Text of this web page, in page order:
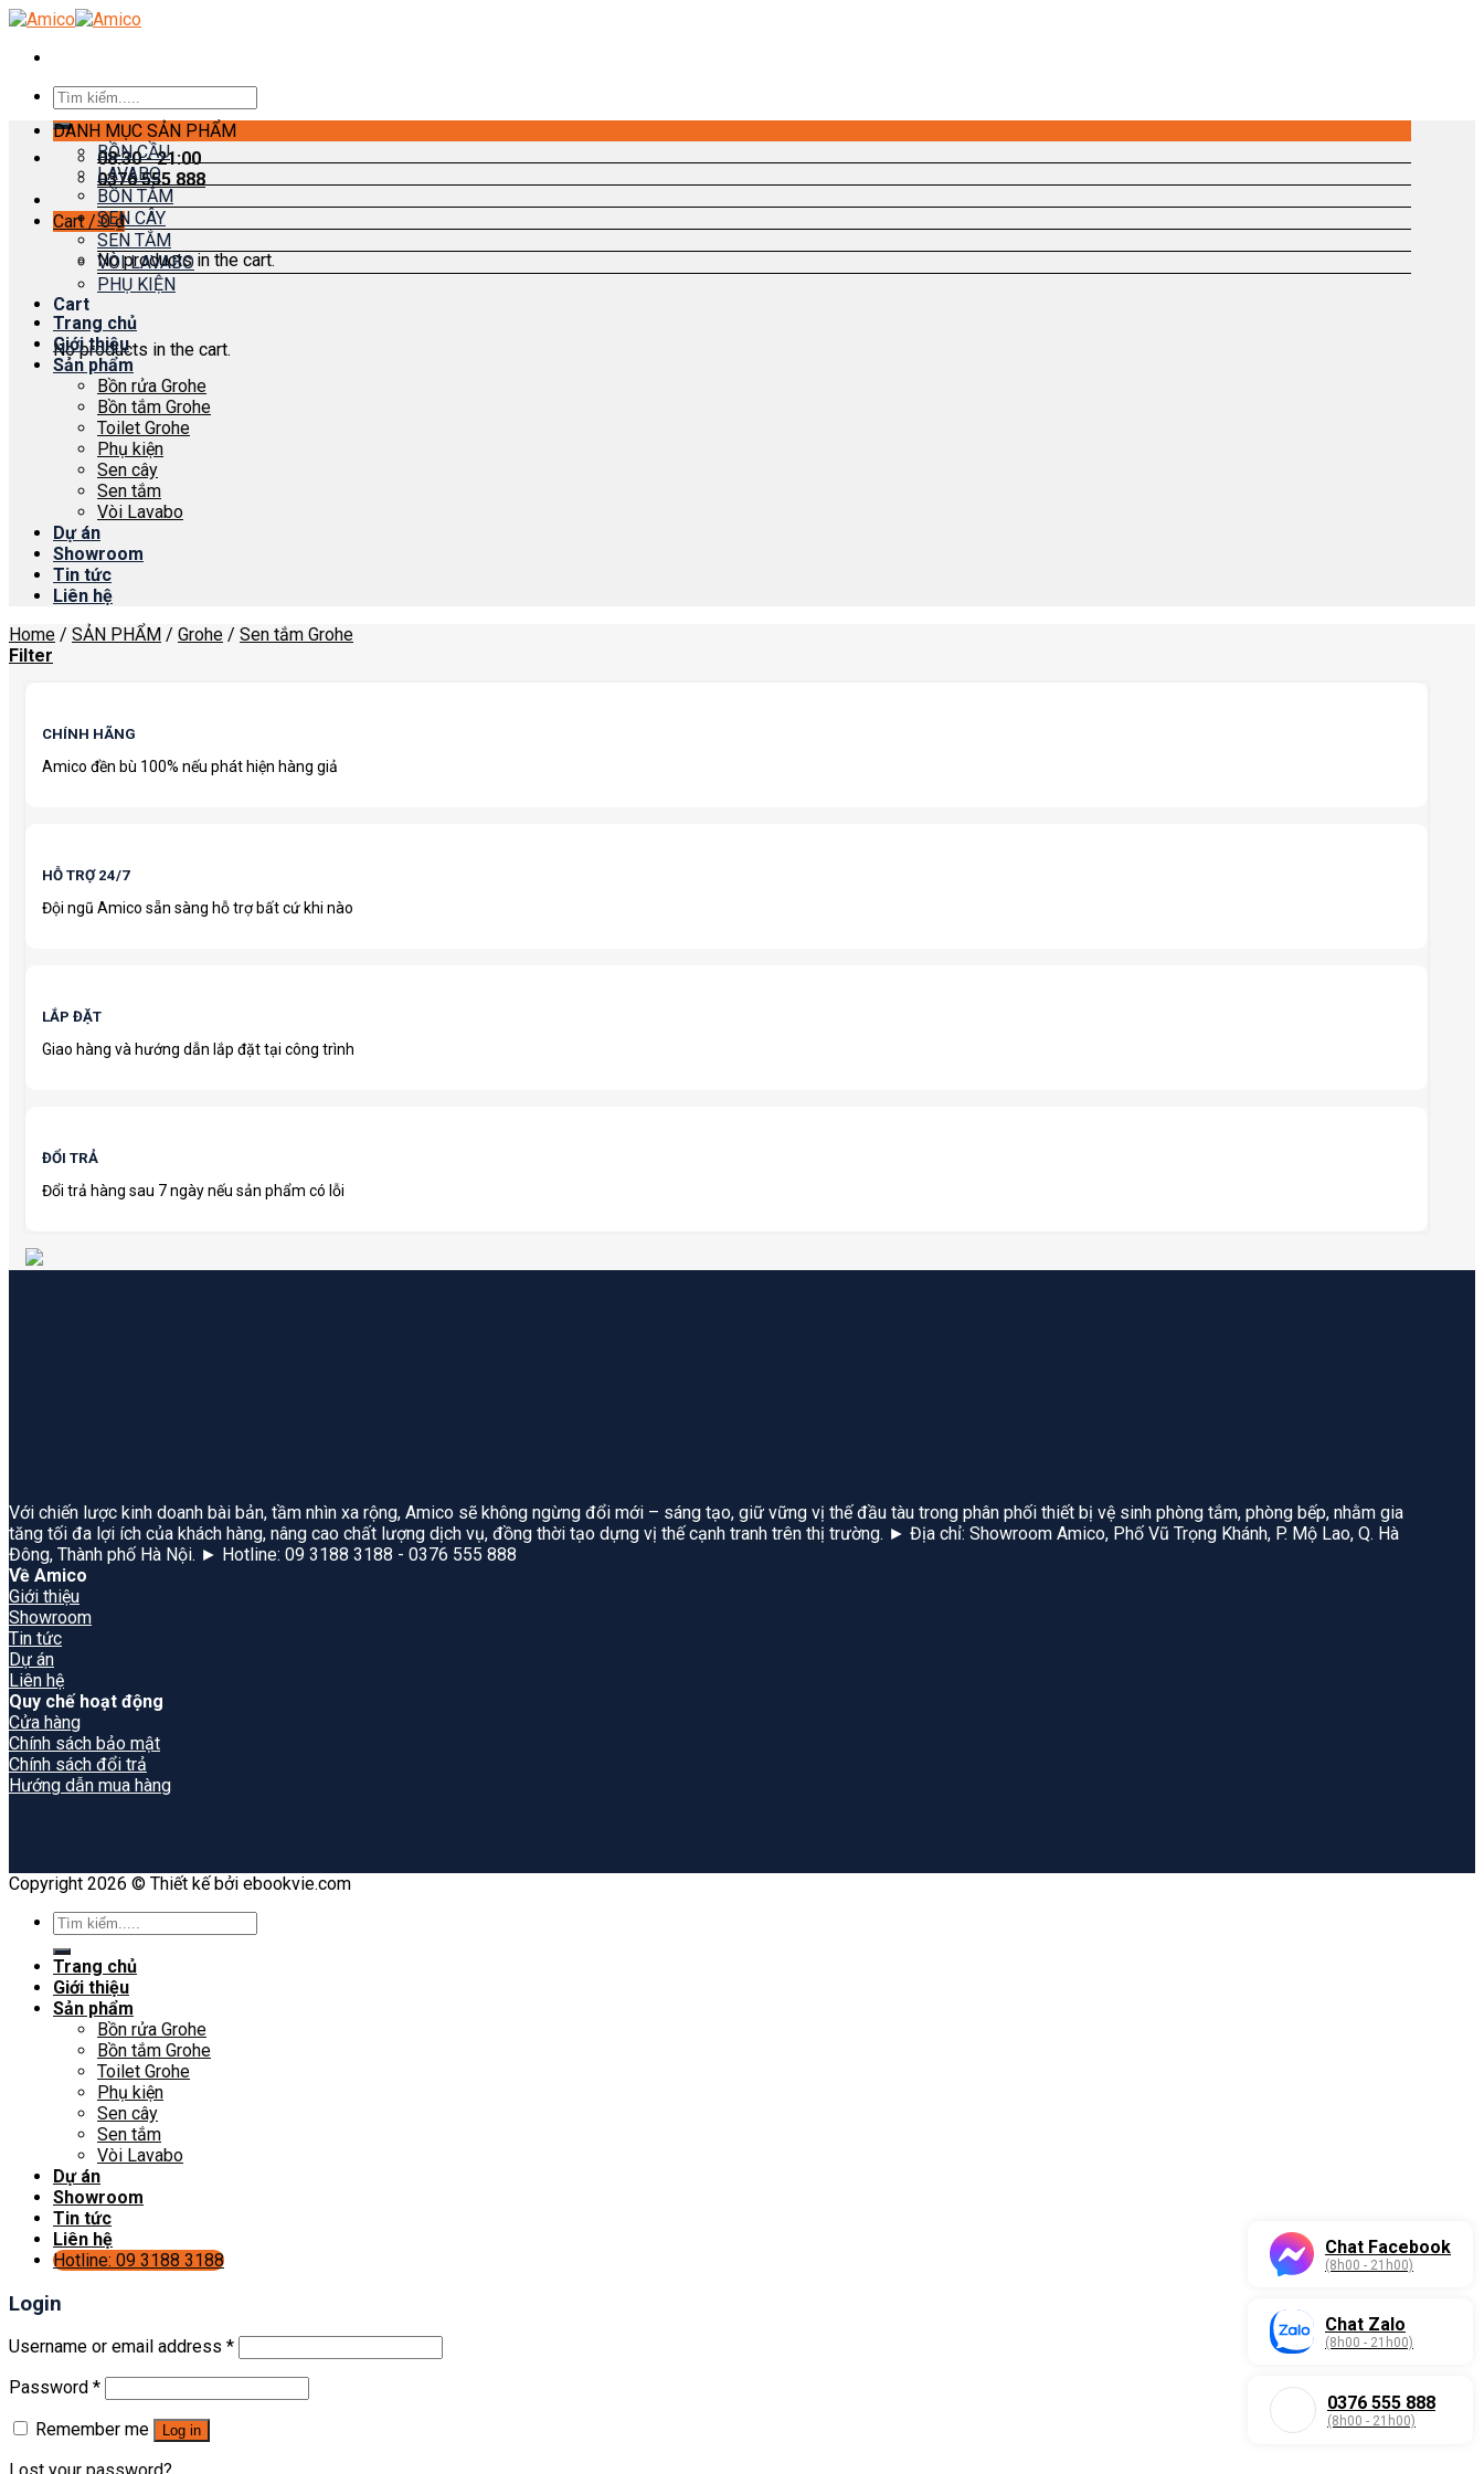
Skip
content
Search
for:
08:30 - 21:00
0376 555 888
Cart /0₫
No products in the cart.
Cart
No products in the cart.
DANH MỤC SẢN PHẨM
BỒN CẦU
LAVABO
BỒN TẮM
SEN CÂY
SEN TẮM
VÒI LAVABO
PHỤ KIỆN
Trang chủ
Giới thiệu
Sản phẩm
Bồn rửa Grohe
Bồn tắm Grohe
Toilet Grohe
Phụ kiện
Sen cây
Sen tắm
Vòi Lavabo
Dự án
Showroom
Tin tức
Liên hệ
Home / SẢN PHẨM / Grohe / Sen tắm Grohe
Filter
CHÍNH HÃNG
Amico đền bù 100% nếu phát hiện hàng giả
HỖ TRỢ 24/7
Đội ngũ Amico sẵn sàng hỗ trợ bất cứ khi nào
LẮP ĐẶT
Giao hàng và hướng dẫn lắp đặt tại công trình
ĐỔI TRẢ
Đổi trả hàng sau 7 ngày nếu sản phẩm có lỗi
Với chiến lược kinh doanh bài bản, tầm nhìn xa rộng, Amico sẽ không ngừng đổi mới – sáng tạo, giữ vững vị thế đầu tàu trong phân phối thiết bị vệ sinh phòng tắm, phòng bếp, nhằm gia
tăng tối đa lợi ích của khách hàng, nâng cao chất lượng dịch vụ, đồng thời tạo dựng vị thế cạnh tranh trên thị trường. ► Địa chỉ: Showroom Amico, Phố Vũ Trọng Khánh, P. Mộ Lao, Q. Hà
Đông, Thành phố Hà Nội. ► Hotline: 09 3188 3188 - 0376 555 888
Về Amico
Giới thiệu
Showroom
Tin tức
Dự án
Liên hệ
Quy chế hoạt động
Cửa hàng
Chính sách bảo mật
Chính sách đổi trả
Hướng dẫn mua hàng
Copyright 2026 © Thiết kế bởi ebookvie.com
Search
for:
Trang chủ
Giới thiệu
Sản phẩm
Bồn rửa Grohe
Bồn tắm Grohe
Toilet Grohe
Phụ kiện
Sen cây
Sen tắm
Vòi Lavabo
Dự án
Showroom
Tin tức
Liên hệ
Hotline: 09 3188 3188
Chat Facebook
(8h00 - 21h00)
Chat Zalo
(8h00 - 21h00)
0376 555 888
(8h00 - 21h00)
Login
Username or email address *
Password *
Remember me
Log in